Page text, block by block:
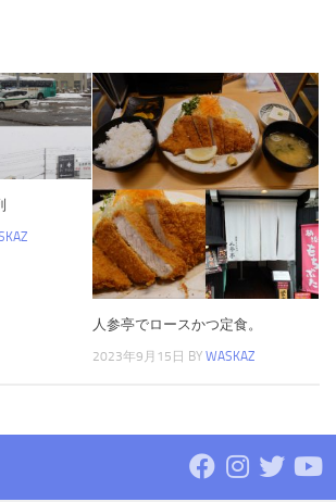
人参亭でロースかつ定食。
2023年9月15日 BY WASKAZ